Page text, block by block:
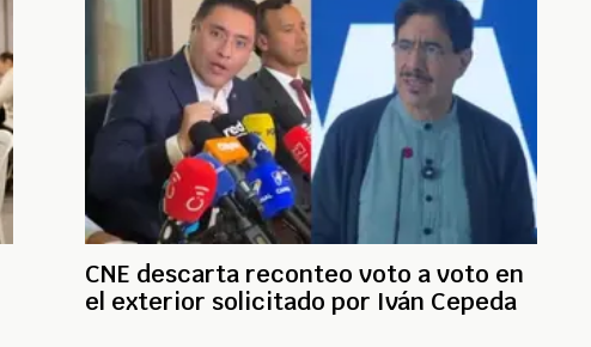
CNE descarta reconteo voto a voto en
el exterior solicitado por Iván Cepeda